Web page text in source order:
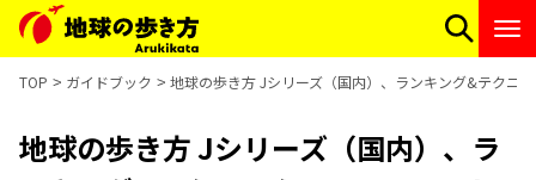
TOP ガイドブック 地球の歩き方 Jシリーズ（国内）、ランキング&テクニ
地球の歩き方 Jシリーズ（国内）、ラ